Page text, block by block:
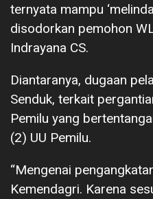
ternyata mampu
disodorkan pemohon
Indrayana CS.
Diantaranya, dugaan
Senduk, terkait
Pemilu yang
(2) UU Pemilu.
“Mengenai
Kemendagri. Karena